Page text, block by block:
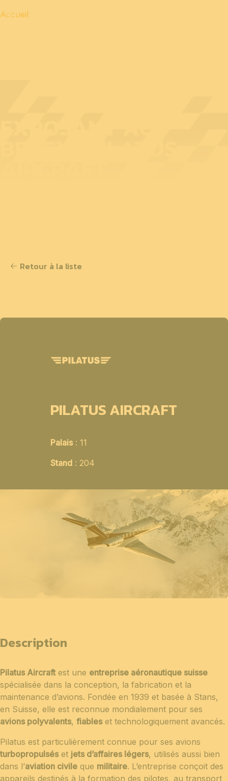
Accueil
Retour à la liste
PILATUS AIRCRAFT
Palais: 11
Stand : 204
Description
Pilatus Aircraftest une entreprise aéronautique suisse
spécialisée dans la conception, la fabrication et la
maintenance d’avions. Fondée en 1939 et basée à Stans,
en Suisse, elle est reconnue mondialement pour ses
avions polyvalents, fiableset technologiquement avancés.
Pilatus est particulièrement connue pour ses avions
turbopropulséset jets d’affaires légers, utilisés aussi bien
dans l’aviation civile que militaire. L’entreprise conçoit des
appareils destinés à la formation des pilotes, au transport